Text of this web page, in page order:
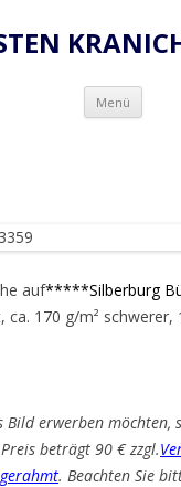
Menü Zum
auf*****Silberburg
ca. 170 g/m²
Bild erwerben möchten,
beträgt 90 € zzgl.
gerahmt. Beachten Sie